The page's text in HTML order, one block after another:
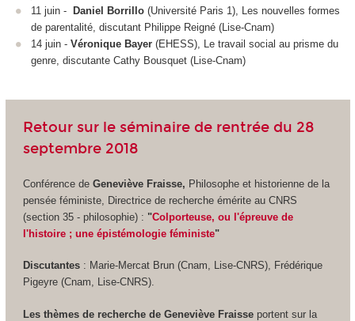
11 juin -
Daniel Borrillo (Université Paris 1), Les nouvelles formes
de parentalité, discutant Philippe Reigné (Lise-Cnam)
14 juin - Véronique Bayer (EHESS), Le travail social au prisme du
genre, discutante Cathy Bousquet (Lise-Cnam)
Retour sur le séminaire de rentrée du 28
septembre 2018
Conférence deGeneviève Fraisse, Philosophe et historienne de la
pensée féministe, Directrice de recherche émérite au CNRS
(section 35 - philosophie) : "Colporteuse, ou l'épreuve de
l'histoire ; une épistémologie féministe"
Discutantes: Marie-Mercat Brun (Cnam, Lise-CNRS), Frédérique
Pigeyre (Cnam, Lise-CNRS).
Les thèmes de recherche de Geneviève Fraisseportent sur la